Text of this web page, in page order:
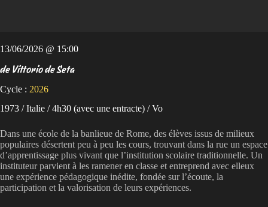
13/06/2026 @ 15:00
de Vittorio de Seta
Cycle : 2026
1973 / Italie / 4h30 (avec une entracte) / Vo
Dans une école de la banlieue de Rome, des élèves issus de milieux
populaires désertent peu à peu les cours, trouvant dans la rue un espace
d’apprentissage plus vivant que l’institution scolaire traditionnelle. Un
instituteur parvient à les ramener en classe et entreprend avec elleux
une expérience pédagogique inédite, fondée sur l’écoute, la
participation et la valorisation de leurs expériences.